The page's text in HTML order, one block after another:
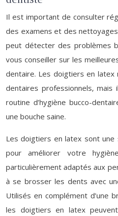
Il est important de consulter
des examens et des
peut détecter des problèmes
vous conseiller sur les
dentaire. Les doigtiers en latex
dentaires professionnels,
routine d’hygiène bucco-
une bouche saine.
Les doigtiers en latex sont
pour améliorer votre
particulièrement adaptés aux
à se brosser les dents avec
Utilisés en complément d’une
les doigtiers en latex